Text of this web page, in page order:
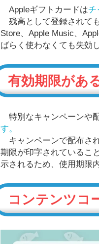
Appleギフトカードはチ
残高として登録されて
Store、Apple Music、
ばらく使わなくても失効
有効期限があ
特別なキャンペーンや
す。
キャンペーンで配布さ
期限が印字されているこ
示されるため、使用期限
コンテンツコ